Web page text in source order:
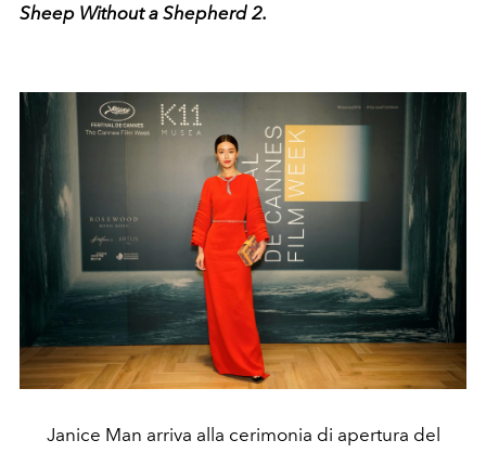
Sheep Without a Shepherd 2.
Janice Man arriva alla cerimonia di apertura del